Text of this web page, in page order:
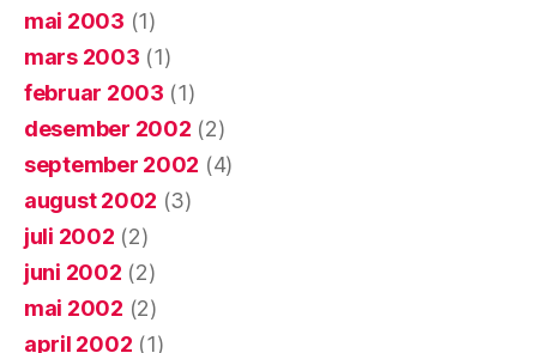
mai 2003 (1)
mars 2003 (1)
februar 2003 (1)
desember 2002 (2)
september 2002 (4)
august 2002 (3)
juli 2002 (2)
juni 2002 (2)
mai 2002 (2)
april 2002 (1)